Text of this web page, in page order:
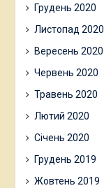
Грудень 2020
Листопад 2020
Вересень 2020
Червень 2020
Травень 2020
Лютий 2020
Січень 2020
Грудень 2019
Жовтень 2019